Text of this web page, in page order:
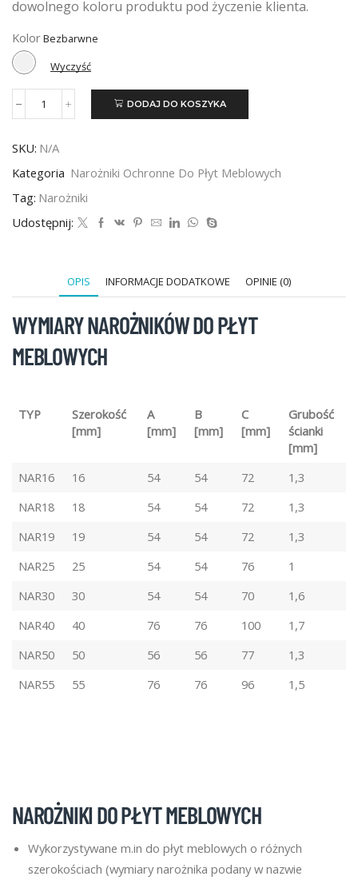
dowolnego koloru produktu pod życzenie klienta.
Kolor
Wyczyść
ilość
do
płyt
meblowych
19mm
500szt
DODAJ DO KOSZYKA
SKU: N/A
Kategoria Narożniki Ochronne Do Płyt Meblowych
Tag: Narożniki
Udostępnij:
OPIS INFORMACJE DODATKOWE OPINIE (0)
WYMIARY NAROŻNIKÓW DO PŁYT
MEBLOWYCH
TYP
Szerokość
[mm]
A
[mm]
B
[mm]
C
[mm]
Grubość
ścianki
[mm]
NAR16
16 54 54 72
1,3
NAR18
18 54 54 72
1,3
NAR19
19 54 54 72
1,3
NAR25
25 54 54 76
1
NAR30
30 54 54 70
1,6
NAR40
40 76 76 100
1,7
NAR50
50 56 56 77
1,3
NAR55
55 76 76 96 1,5
NAROŻNIKI DO PŁYT MEBLOWYCH
Wykorzystywane m.in do płyt meblowych o różnych
szerokościach (wymiary narożnika podany w nazwie